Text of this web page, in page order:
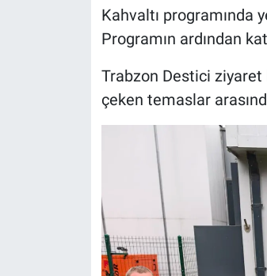
Kahvaltı
Programın ardından
Trabzon Destici
çeken temaslar